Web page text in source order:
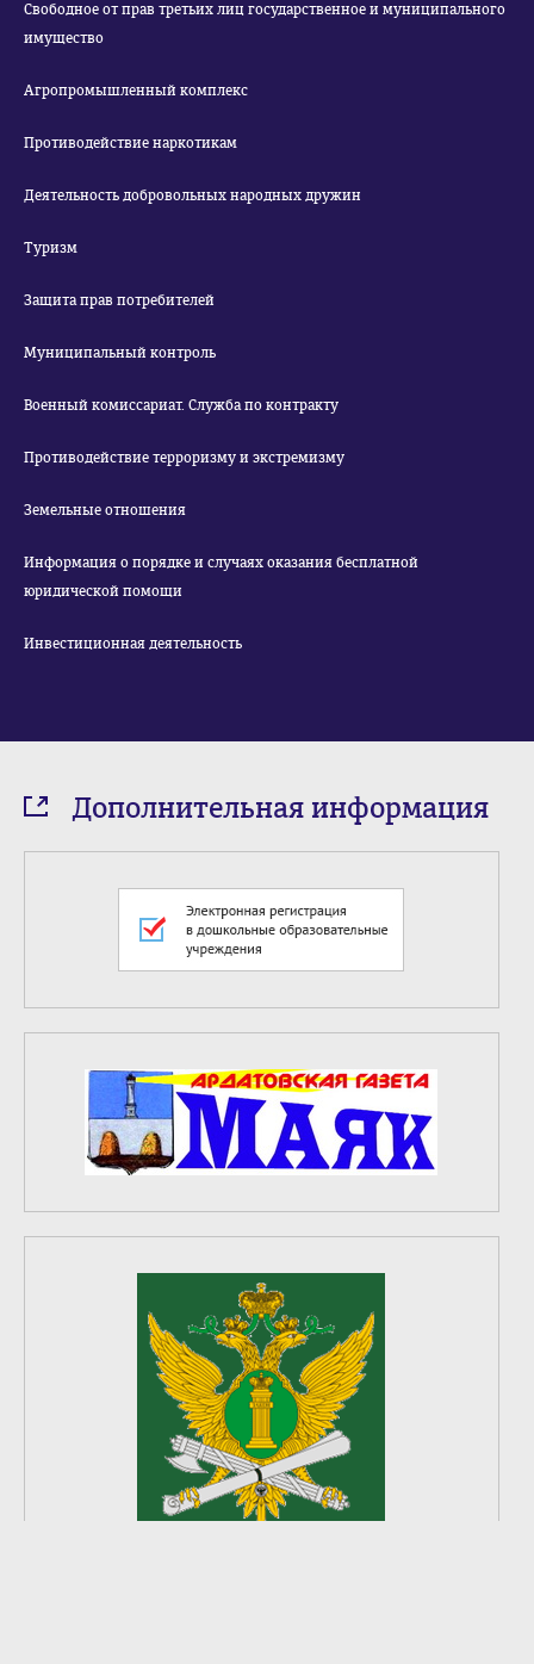
Свободное от прав третьих лиц государственное и муниципального
имущество
Агропромышленный комплекс
Противодействие наркотикам
Деятельность добровольных народных дружин
Туризм
Защита прав потребителей
Муниципальный контроль
Военный комиссариат. Служба по контракту
Противодействие терроризму и экстремизму
Земельные отношения
Информация о порядке и случаях оказания бесплатной
юридической помощи
Инвестиционная деятельность
Дополнительная информация